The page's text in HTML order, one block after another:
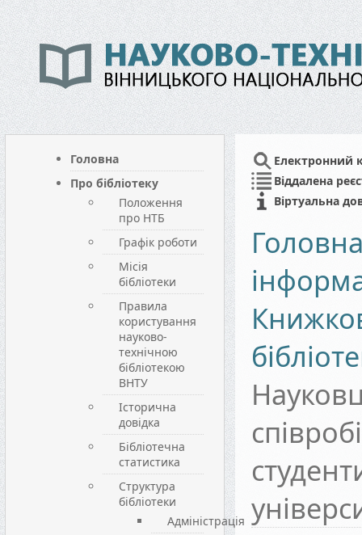
Головна
Про бібліотеку
Положення
про НТБ
Графік роботи
Місія
бібліотеки
Правила
користування
науково-
технічною
бібліотекою
ВНТУ
Історична
довідка
Бібліотечна
статистика
Структура
бібліотеки
Адміністрація
Електронний
Віддалена
Віртуальна